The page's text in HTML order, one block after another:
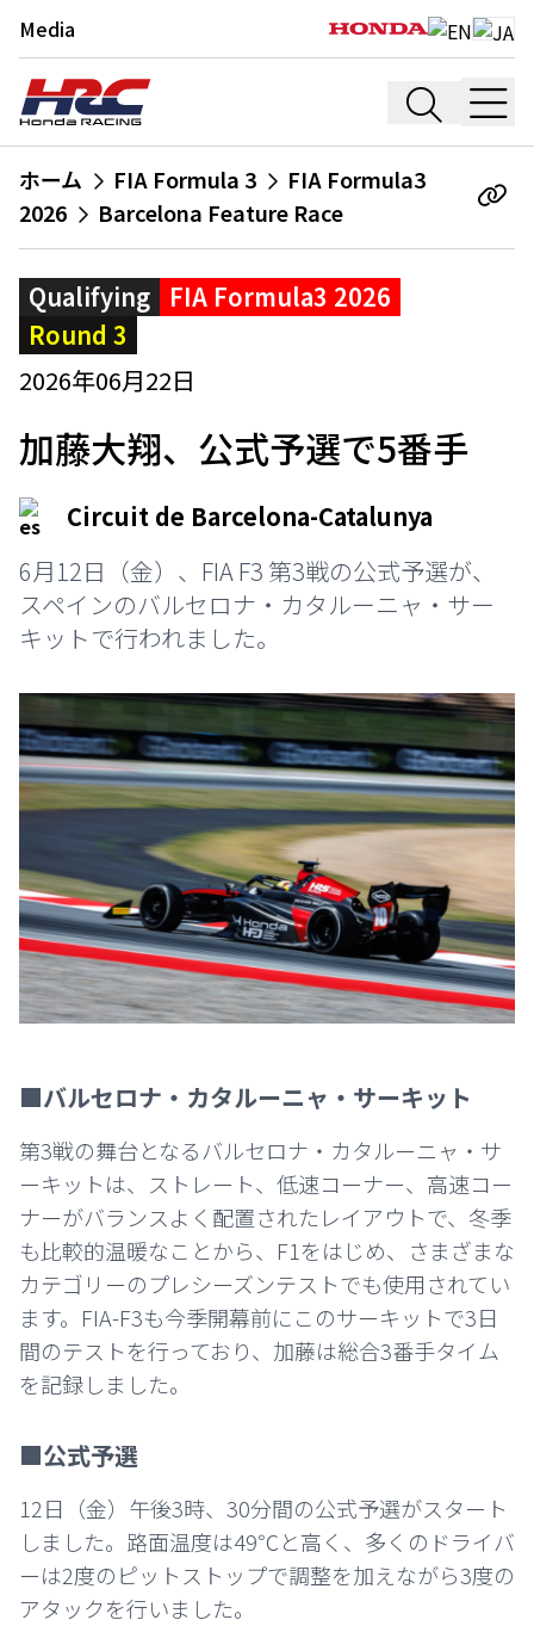
Media
ホーム FIA Formula 3
FIA Formula3
2026
Barcelona Feature Race
Qualifying
FIA Formula3 2026
Round 3
2026年06月22日
加藤大翔、公式予選で5番手
Circuit de Barcelona-Catalunya
6月12日（金）、FIA F3 第3戦の公式予選が、
スペインのバルセロナ・カタルーニャ・サー
キットで行われました。
■バルセロナ・カタルーニャ・サーキット
第3戦の舞台となるバルセロナ・カタルーニャ・サ
ーキットは、ストレート、低速コーナー、高速コー
ナーがバランスよく配置されたレイアウトで、冬季
も比較的温暖なことから、F1をはじめ、さまざまな
カテゴリーのプレシーズンテストでも使用されてい
ます。FIA-F3も今季開幕前にこのサーキットで3日
間のテストを行っており、加藤は総合3番手タイム
を記録しました。
■公式予選
12日（金）午後3時、30分間の公式予選がスタート
しました。路面温度は49℃と高く、多くのドライバ
ーは2度のピットストップで調整を加えながら3度の
アタックを行いました。